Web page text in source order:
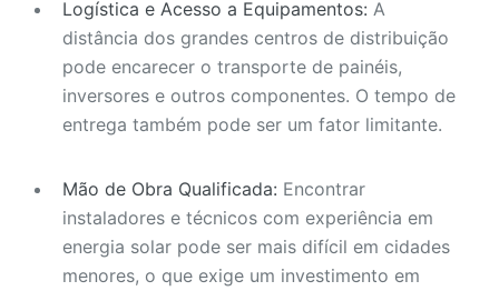
Logística e Acesso a Equipamentos: A
distância dos grandes centros de distribuição
pode encarecer o transporte de painéis,
inversores e outros componentes. O tempo de
entrega também pode ser um fator limitante.
Mão de Obra Qualificada: Encontrar
instaladores e técnicos com experiência em
energia solar pode ser mais difícil em cidades
menores, o que exige um investimento em